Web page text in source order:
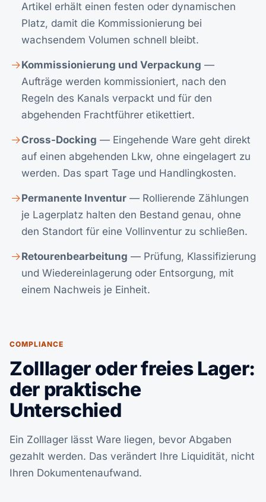
Artikel erhält einen festen oder dynamischen
Platz, damit die Kommissionierung bei
wachsendem Volumen schnell bleibt.
Kommissionierung und Verpackung —
Aufträge werden kommissioniert, nach den
Regeln des Kanals verpackt und für den
abgehenden Frachtführer etikettiert.
Cross-Docking — Eingehende Ware geht direkt
auf einen abgehenden Lkw, ohne eingelagert zu
werden. Das spart Tage und Handlingkosten.
Permanente Inventur — Rollierende Zählungen
je Lagerplatz halten den Bestand genau, ohne
den Standort für eine Vollinventur zu schließen.
Retourenbearbeitung — Prüfung, Klassifizierung
und Wiedereinlagerung oder Entsorgung, mit
einem Nachweis je Einheit.
COMPLIANCE
Zolllager oder freies Lager:
der praktische
Unterschied
Ein Zolllager lässt Ware liegen, bevor Abgaben
gezahlt werden. Das verändert Ihre Liquidität, nicht
Ihren Dokumentenaufwand.